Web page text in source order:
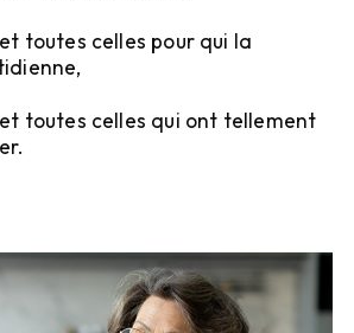
toutes celles pour qui la
et toutes celles qui ont tellement